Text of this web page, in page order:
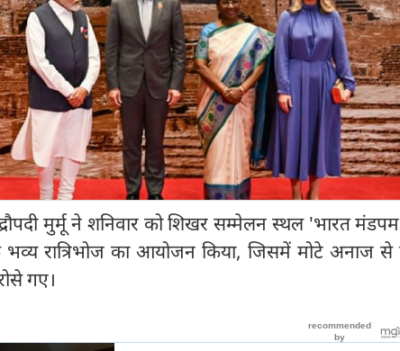
द्रौपदी मुर्मू ने शनिवार को शिखर सम्मेलन स्थल 'भारत
रात्रिभोज का आयोजन किया, जिसमें मोटे अनाज
गए।